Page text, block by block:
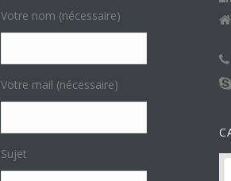
Votre nom (nécessaire)
Votre mail (nécessaire)
Sujet